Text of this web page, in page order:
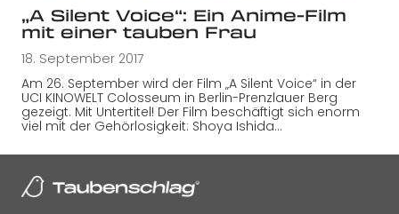
„A Silent Voice“: Ein Anime-Film
mit einer tauben Frau
18. September 2017
Am 26. September wird der Film „A Silent Voice“ in der
UCI KINOWELT Colosseum in Berlin-Prenzlauer Berg
gezeigt. Mit Untertitel! Der Film beschäftigt sich enorm
viel mit der Gehörlosigkeit: Shoya Ishida…